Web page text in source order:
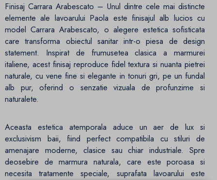
Finisaj Carrara Arabescato – Unul dintre cele mai distincte
elemente ale lavoarului Paola este finisajul alb lucios cu
model Carrara Arabescato, o alegere estetica sofisticata
care transforma obiectul sanitar intr-o piesa de design
statement. Inspirat de frumusetea clasica a marmurei
italiene, acest finisaj reproduce fidel textura si nuanta pietrei
naturale, cu vene fine si elegante in tonuri gri, pe un fundal
alb pur, oferind o senzatie vizuala de profunzime si
naturalete.
Aceasta estetica atemporala aduce un aer de lux si
exclusivism baii, fiind perfect compatibila cu stiluri de
amenajare moderne, clasice sau chiar industriale. Spre
deosebire de marmura naturala, care este poroasa si
necesita tratamente speciale, suprafata lavoarului este